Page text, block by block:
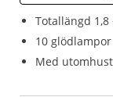
Totallängd 1,8
10
Med